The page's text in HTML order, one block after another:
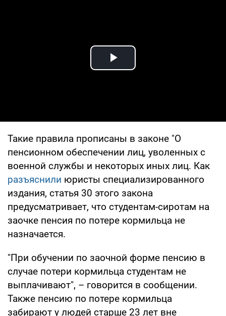
Play Video
Такие правила прописаны в законе "О
пенсионном обеспечении лиц, уволенных с
военной службы и некоторых иных лиц. Как
разъяснили юристы специализированного
издания, статья 30 этого закона
предусматривает, что студентам-сиротам на
заочке пенсия по потере кормильца не
назначается.
"При обучении по заочной форме пенсию в
случае потери кормильца студентам не
выплачивают", – говорится в сообщении.
Также пенсию по потере кормильца
забирают у людей старше 23 лет вне